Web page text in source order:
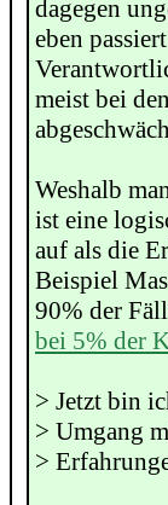
dagegen
eben
meist bei
Weshalb
ist eine
auf als die
Beispiel
90% der
bei 5% der
> Jetzt bin
> Umgang
>